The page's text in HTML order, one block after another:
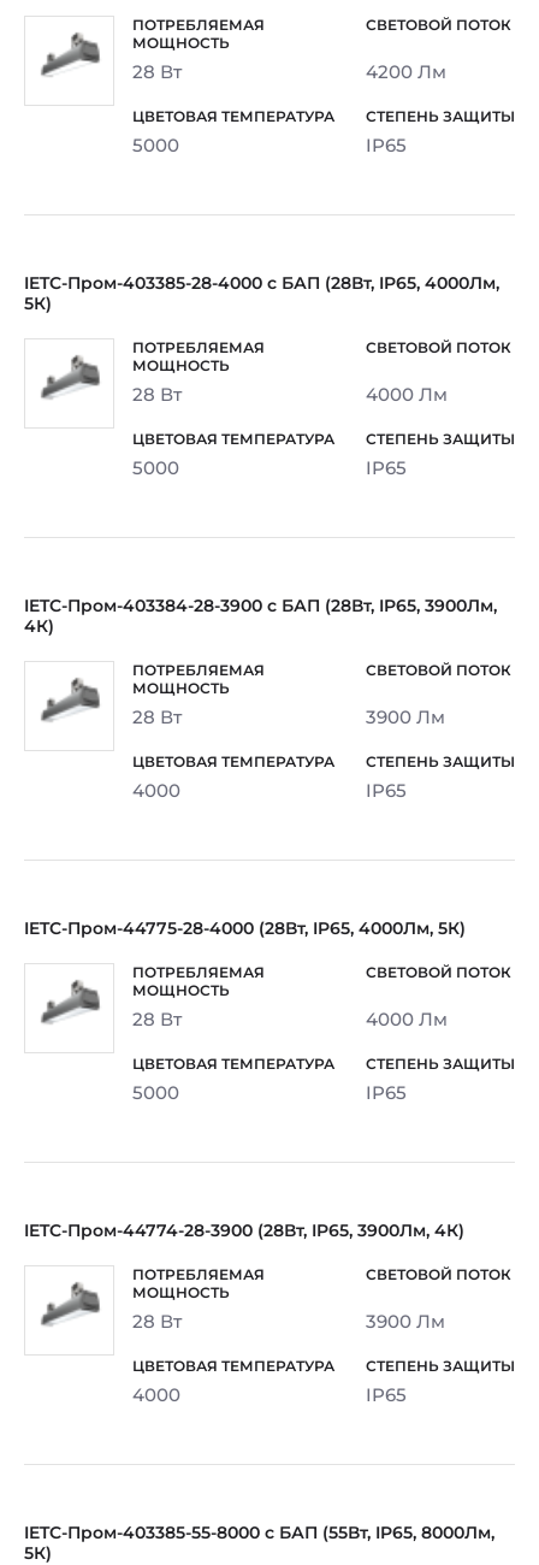
28 Вт 4200 Лм
5000 IP65
IETC-Пром-403385-28-4000 с БАП (28Вт, IP65, 4000Лм,
5К)
28 Вт 4000 Лм
5000 IP65
IETC-Пром-403384-28-3900 с БАП (28Вт, IP65, 3900Лм,
4К)
28 Вт 3900 Лм
4000 IP65
IETC-Пром-44775-28-4000 (28Вт, IP65, 4000Лм, 5К)
28 Вт 4000 Лм
5000 IP65
IETC-Пром-44774-28-3900 (28Вт, IP65, 3900Лм, 4К)
28 Вт 3900 Лм
4000 IP65
IETC-Пром-403385-55-8000 с БАП (55Вт, IP65, 8000Лм,
5К)